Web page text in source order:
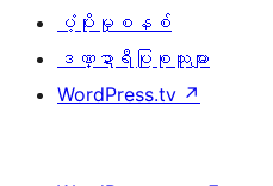
ပံ့ပိုးမှုစနစ်
ဒဏ္ဍာရီပြုစုသူများ
WordPress.tv ↗